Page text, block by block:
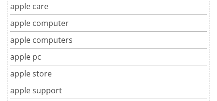
apple care
apple computer
apple computers
apple pc
apple store
apple support